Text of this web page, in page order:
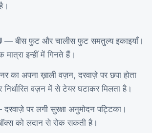
— बीस फुट और चालीस फुट समतुल्य इकाइयाँ।
मात्रा इन्हीं में गिनते हैं।
अपना ख़ाली वज़न, दरवाज़े पर छपा होता
निर्धारित वज़न में से टेयर घटाकर मिलता है।
पर लगी सुरक्षा अनुमोदन पट्टिका।
को लदान से रोक सकती है।